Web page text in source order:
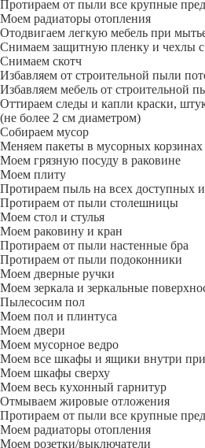
Протираем от пыли все крупные
Моем радиаторы отопления
Отодвигаем легкую мебель при
Снимаем защитную пленку и чехлы с
Снимаем скотч
Избавляем от строительной пыли
Избавляем мебель от строительной
Оттираем следы и капли краски,
(не более 2 см диаметром)
Собираем мусор
Меняем пакеты в мусорных корзинах
Моем грязную посуду в раковине
Моем плиту
Протираем пыль на всех доступных
Протираем от пыли столешницы
Моем стол и стулья
Моем раковину и кран
Протираем от пыли настенные бра
Протираем от пыли подоконники
Моем дверные ручки
Моем зеркала и зеркальные
Пылесосим пол
Моем пол и плинтуса
Моем двери
Моем мусорное ведро
Моем все шкафы и ящики внутри
Моем шкафы сверху
Моем весь кухонный гарнитур
Отмываем жировые отложения
Протираем от пыли все крупные
Моем радиаторы отопления
Моем розетки/выключатели